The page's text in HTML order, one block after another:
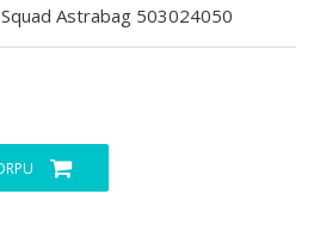
Astrabag 503024050